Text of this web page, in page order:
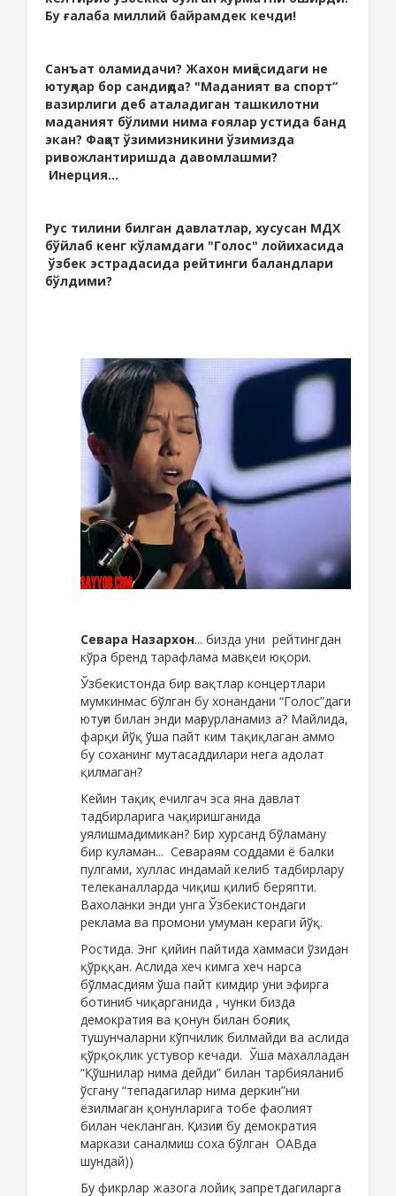
Бу ғалаба миллий байрамдек кечди!
Санъат оламидачи? Жахон миқёсидаги не
ютуқлар бор сандиқда? "Маданият ва спорт”
вазирлиги деб аталадиган ташкилотни
маданият бўлими нима ғоялар устида банд
экан? Фақат ўзимизникини ўзимизда
ривожлантиришда давомлашми?
Инерция...
Рус тилини билган давлатлар, хусусан МДХ
бўйлаб кенг кўламдаги "Голос" лойихасида
ўзбек эстрадасида рейтинги баландлари
бўлдими?
Севара Назархон... бизда уни рейтингдан
кўра бренд тарафлама мавқеи юқори.
Ўзбекистонда бир вақтлар концертлари
мумкинмас бўлган бу хонандани “Голос”даги
ютуғи билан энди мағрурланамиз а? Майлида,
фарқи йўқ ўша пайт ким тақиқлаган аммо
бу соханинг мутасаддилари нега адолат
қилмаган?
Кейин тақиқ ечилгач эса яна давлат
тадбирларига чақиришганида
уялишмадимикан? Бир хурсанд бўламану
бир куламан... Севараям соддами ё балки
пулгами, хуллас индамай келиб тадбирлару
телеканалларда чиқиш қилиб беряпти.
Вахоланки энди унга Ўзбекистондаги
реклама ва промони умуман кераги йўқ.
Ростида. Энг қийин пайтида хаммаси ўзидан
қўрққан. Аслида хеч кимга хеч нарса
бўлмасдиям ўша пайт кимдир уни эфирга
ботиниб чиқарганида , чунки бизда
демократия ва қонун билан боғлиқ
тушунчаларни кўпчилик билмайди ва аслида
қўрқоқлик устувор кечади. Ўша махалладан
“Қўшнилар нима дейди” билан тарбияланиб
ўсгану “тепадагилар нима деркин”ни
ёзилмаган қонунларига тобе фаолият
билан чекланган. Қизиғи бу демократия
маркази саналмиш соха бўлган ОАВда
шундай))
Бу фикрлар жазога лойиқ запретдагиларга